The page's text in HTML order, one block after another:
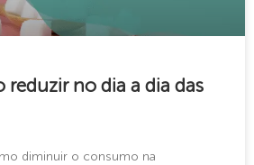
reduzir no dia a dia das
diminuir o consumo na